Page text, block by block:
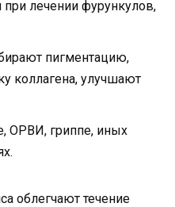
лечении фурункулов,
пигментацию,
коллагена, улучшают
ОРВИ, гриппе, иных
облегчают течение